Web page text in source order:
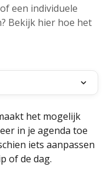
een individuele
Bekijk hier hoe het
het mogelijk
in je agenda toe
iets aanpassen
of de dag.